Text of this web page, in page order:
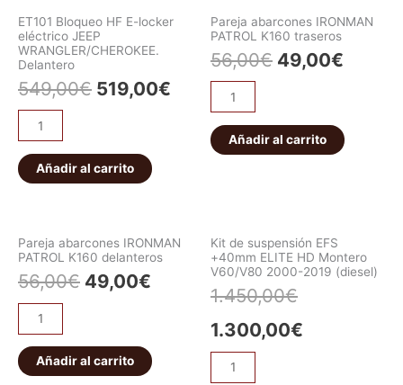
ET101 Bloqueo HF E-locker
eléctrico JEEP
WRANGLER/CHEROKEE.
Delantero
549,00€ 519,00€
Añadir al carrito
Pareja abarcones IRONMAN
PATROL K160 traseros
56,00€ 49,00€
Añadir al carrito
Pareja abarcones IRONMAN
PATROL K160 delanteros
56,00€ 49,00€
Añadir al carrito
Kit de suspensión EFS
+40mm ELITE HD Montero
V60/V80 2000-2019 (diesel)
1.450,00€
1.300,00€